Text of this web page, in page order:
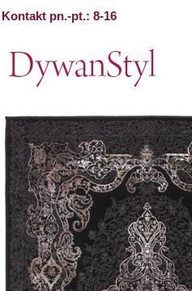
Kontakt pn.-pt.: 8-16